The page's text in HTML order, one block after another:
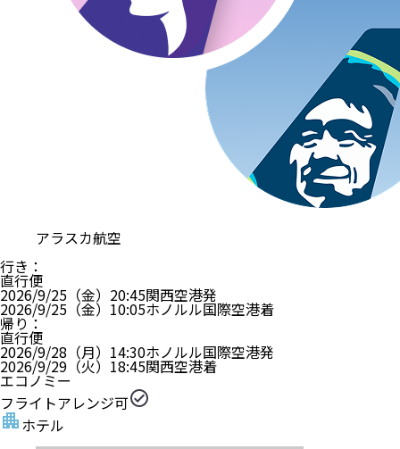
アラスカ航空
行き ：
直行便
2026/9/25（金） 20:45関西空港発
2026/9/25（金） 10:05ホノルル国際空港着
帰り ：
直行便
2026/9/28（月） 14:30ホノルル国際空港発
2026/9/29（火） 18:45関西空港着
エコノミー
フライトアレンジ可
ホテル